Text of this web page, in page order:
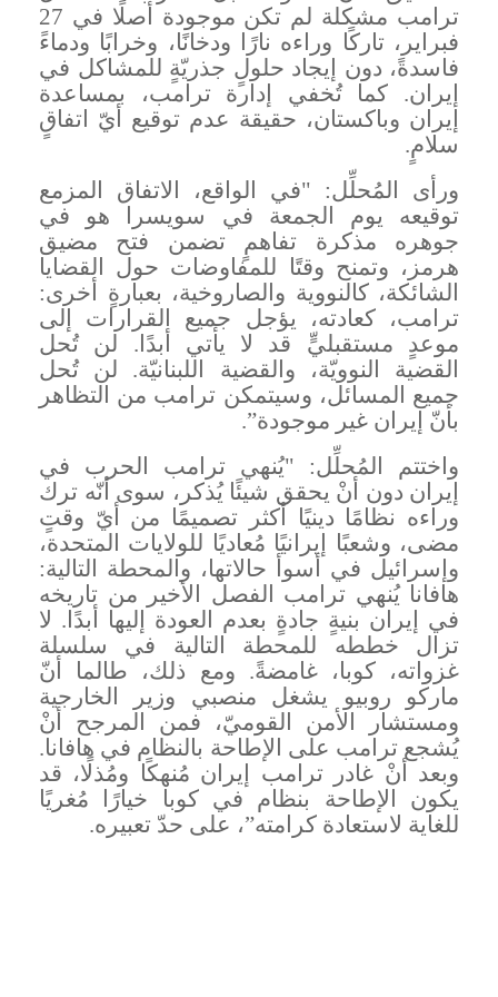
ترامب مشكلة لم تكن موجودة أصلًا في 27
فبراير، تاركًا وراءه نارًا ودخانًا، وخرابًا ودماءً
فاسدةً، دون إيجاد حلولٍ جذريّةٍ للمشاكل في
إيران. كما تُخفي إدارة ترامب، بمساعدة
إيران وباكستان، حقيقة عدم توقيع أيّ اتفاقٍ
سلامٍ.
ورأى المُحلِّل: "في الواقع، الاتفاق المزمع
توقيعه يوم الجمعة في سويسرا هو في
جوهره مذكرة تفاهمٍ تضمن فتح مضيق
هرمز، وتمنح وقتًا للمفاوضات حول القضايا
الشائكة، كالنووية والصاروخية، بعبارةٍ أخرى:
ترامب، كعادته، يؤجل جميع القرارات إلى
موعدٍ مستقبليٍّ قد لا يأتي أبدًا. لن تُحل
القضية النوويّة، والقضية اللبنانيّة. لن تُحل
جميع المسائل، وسيتمكن ترامب من التظاهر
بأنّ إيران غير موجودة”.
واختتم المُحلِّل: "يُنهي ترامب الحرب في
إيران دون أنْ يحقق شيئًا يُذكر، سوى أنّه ترك
وراءه نظامًا دينيًا أكثر تصميمًا من أيّ وقتٍ
مضى، وشعبًا إيرانيًا مُعاديًا للولايات المتحدة،
وإسرائيل في أسوأ حالاتها، والمحطة التالية:
هافانا يُنهي ترامب الفصل الأخير من تاريخه
في إيران بنيةٍ جادةٍ بعدم العودة إليها أبدًا. لا
تزال خططه للمحطة التالية في سلسلة
غزواته، كوبا، غامضةً. ومع ذلك، طالما أنّ
ماركو روبيو يشغل منصبي وزير الخارجية
ومستشار الأمن القوميّ، فمن المرجح أنْ
يُشجع ترامب على الإطاحة بالنظام في هافانا.
وبعد أنْ غادر ترامب إيران مُنهكًا ومُذلًا، قد
يكون الإطاحة بنظام في كوبا خيارًا مُغريًا
للغاية لاستعادة كرامته”، على حدّ تعبيره.